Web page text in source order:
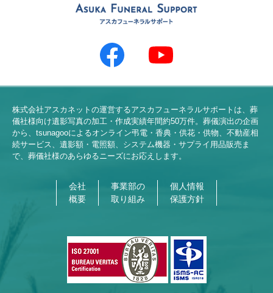
株式会社アスカネットの運営するアスカフューネラルサポートは、葬
儀社様向け遺影写真の加工・作成実績年間約50万件。葬儀演出の企画
から、tsunagooによるオンライン弔電・香典・供花・供物、不動産相
続サービス、遺影額・電照額、システム機器・サプライ用品販売ま
で、葬儀社様のあらゆるニーズにお応えします。
会社
概要
事業部の
取り組み
個人情報
保護方針